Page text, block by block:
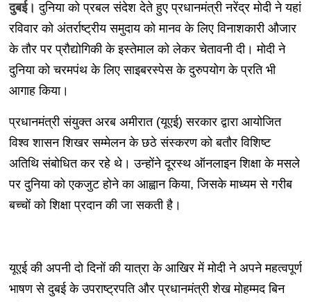
दुबई। दुनिया को प्रबल संदेश देते हुए प्रधानमंत्री नरेंद्र मोदी ने यहां
रविवार को अंतर्राष्ट्रीय समुदाय को मानव के लिए विनाशकारी औजार
के तौर पर प्रौद्योगिकी के इस्तेमाल को लेकर चेतावनी दी। मोदी ने
दुनिया को चरमपंथ के लिए साइबरस्पेस के दुरुपयोग के प्रति भी
आगाह किया।
प्रधानमंत्री संयुक्त अरब अमीरात (यूएई) सरकार द्वारा आयोजित
विश्व शासन शिखर सम्मेलन के छठे संस्करण को बतौर विशिष्ट
अतिथि संबोधित कर रहे थे। उन्होंने दूरस्थ ऑनलाइन शिक्षा के मसले
पर दुनिया को एकजुट होने का आह्वान किया, जिसके माध्यम से गरीब
बच्चों को शिक्षा प्रदान की जा सकती है।
यूएई की अपनी दो दिनों की यात्रा के आखिर में मोदी ने अपने महत्वपूर्ण
भाषण से दुबई के उपराष्ट्रपति और प्रधानमंत्री शेख मोहम्मद बिन